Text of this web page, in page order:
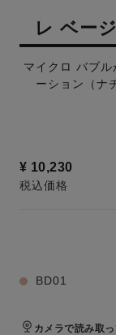
レ ベー
マイクロ バブ
ーション（ナ
¥ 10,230
税込価格
BD01
カメラで読み取